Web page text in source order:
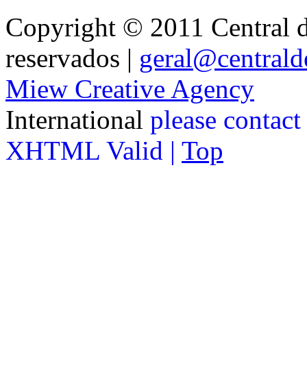
Copyright © 2011 Central
reservados |
Miew Creative Agency
International please
XHTML Valid | Top